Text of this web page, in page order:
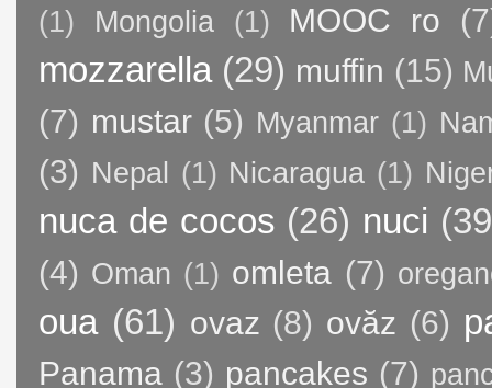
(1) Mongolia (1) MOOC ro
mozzarella (29) muffin (15)
(7) mustar (5) Myanmar (1)
(3) Nepal (1) Nicaragua (1)
nuca de cocos (26) nuci
(4) Oman (1) omleta (7)
oua (61) ovaz (8) ovăz (6)
Panama (3) pancakes (7)